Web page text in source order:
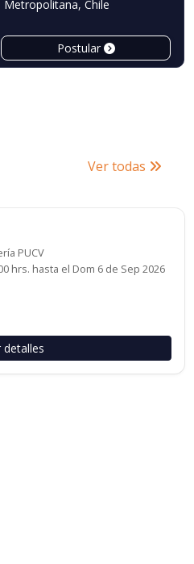
Metropolitana, Chile
Postular
Ver todas
PUCV
hrs. hasta el Dom 6 de Sep 2026
detalles